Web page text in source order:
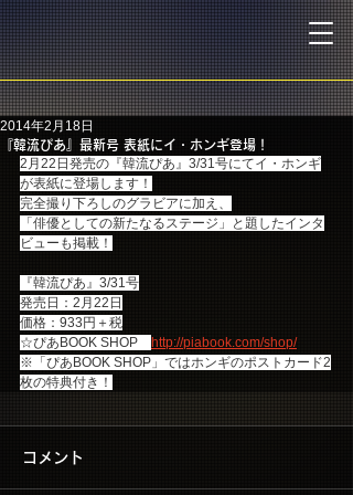
『韓流ぴあ』最新号 表紙にイ・ホンギ登場！
2014年2月18日
2月22日発売の『韓流ぴあ』3/31号にてイ・ホンギ
が表紙に登場します！
完全撮り下ろしのグラビアに加え、
「俳優としての新たなるステージ」と題したインタ
ビューも掲載！
『韓流ぴあ』3/31号
発売日：2月22日
価格：933円＋税
☆ぴあBOOK SHOP
http://piabook.com/shop/
※「ぴあBOOK SHOP」ではホンギのポストカード2
枚の特典付き！
コメント